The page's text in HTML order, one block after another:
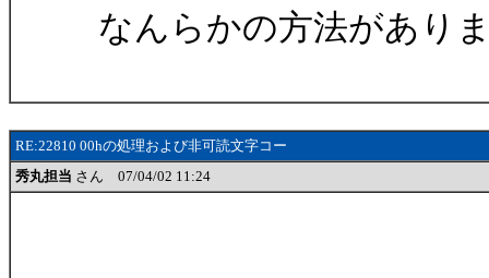
なんらかの方法があり
RE:22810 00hの処理および非可読文字コー
秀丸担当 さん 07/04/02 11:24